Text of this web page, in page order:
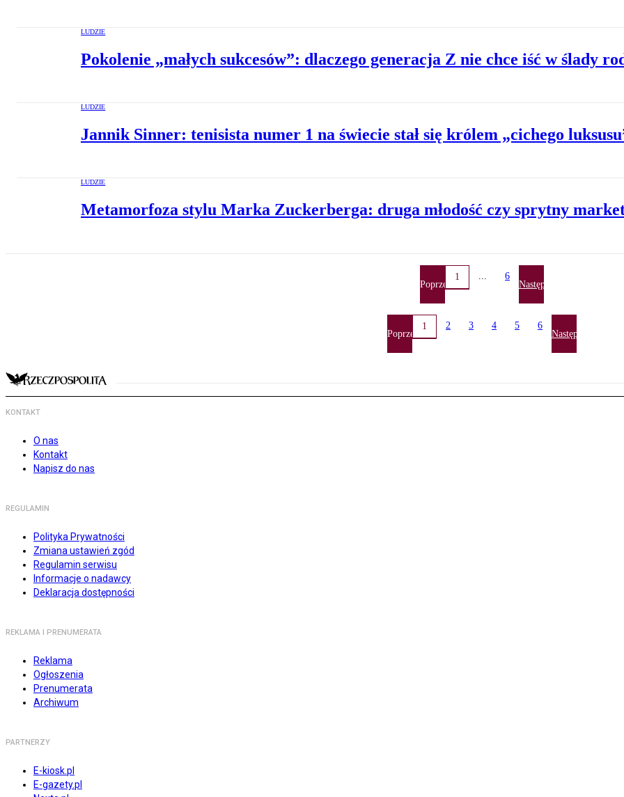
LUDZIE
Pokolenie „małych sukcesów”: dlaczego generacja Z nie chce iść w ślady
LUDZIE
Jannik Sinner: tenisista numer 1 na świecie stał się królem „cichego
LUDZIE
Metamorfoza stylu Marka Zuckerberga: druga młodość czy sprytny
Poprzednia
1 ... 6
Następna
Poprzednia
1 2 3 4 5 6
Następna
KONTAKT
O nas
Kontakt
Napisz do nas
REGULAMIN
Polityka Prywatności
Zmiana ustawień zgód
Regulamin serwisu
Informacje o nadawcy
Deklaracja dostępności
REKLAMA I PRENUMERATA
Reklama
Ogłoszenia
Prenumerata
Archiwum
PARTNERZY
E-kiosk.pl
E-gazety.pl